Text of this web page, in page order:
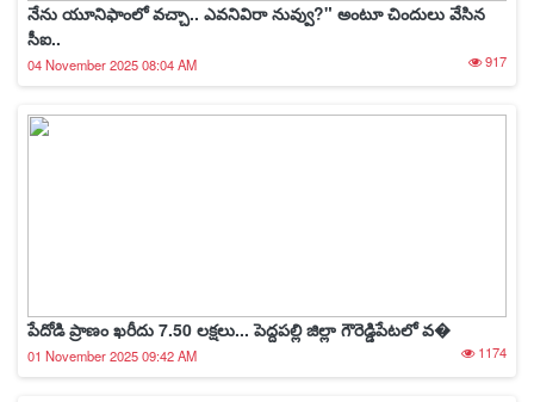
నేను యూనిఫాంలో వచ్చా.. ఎవనివిరా నువ్వు?" అంటూ చిందులు వేసిన
సీఐ..
04 November 2025 08:04 AM 917
పేదోడి ప్రాణం ఖరీదు 7.50 లక్షలు... పెద్దపల్లి జిల్లా గౌరెడ్డిపేటలో వ�
01 November 2025 09:42 AM 1174